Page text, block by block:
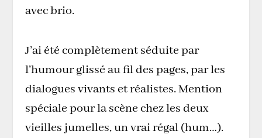
avec brio.
J’ai été complètement séduite par
l’humour glissé au fil des pages, par les
dialogues vivants et réalistes. Mention
spéciale pour la scène chez les deux
vieilles jumelles, un vrai régal (hum…).